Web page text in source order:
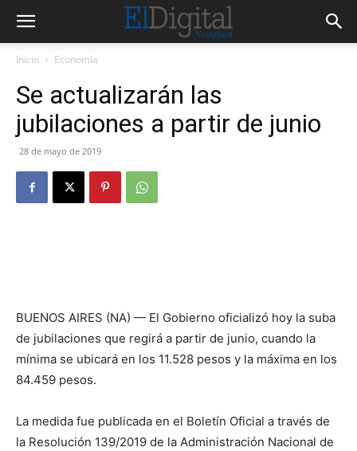
Inicio Economía
Se actualizarán las
jubilaciones a partir de junio
28 de mayo de 2019
BUENOS AIRES (NA) — El Gobierno oficializó hoy la suba
de jubilaciones que regirá a partir de junio, cuando la
mínima se ubicará en los 11.528 pesos y la máxima en los
84.459 pesos.
La medida fue publicada en el Boletín Oficial a través de
la Resolución 139/2019 de la Administración Nacional de